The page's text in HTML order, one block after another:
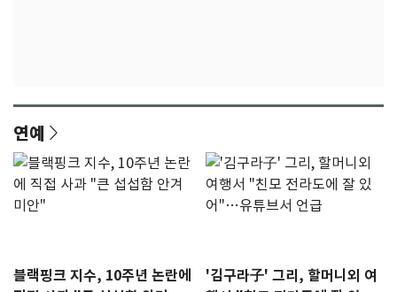
연예
블랙핑크 지수, 10주년 논란에
'김구라子' 그리, 할머니외 여